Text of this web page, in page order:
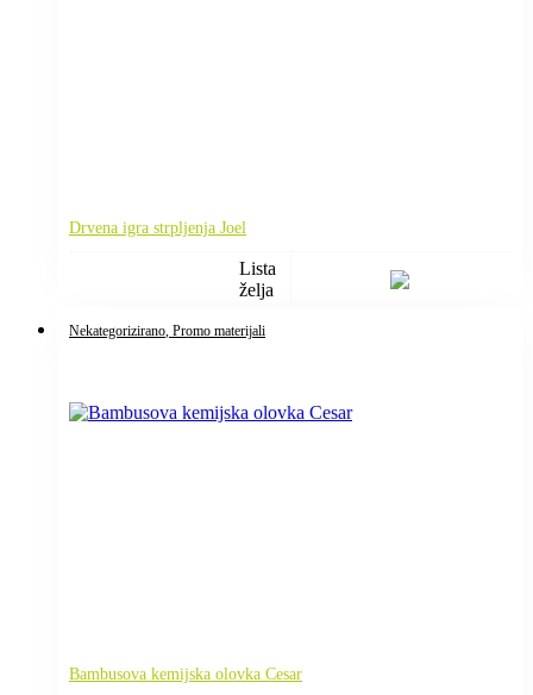
Drvena igra strpljenja Joel
Lista
želja
Nekategorizirano , Promo materijali
Bambusova kemijska olovka Cesar